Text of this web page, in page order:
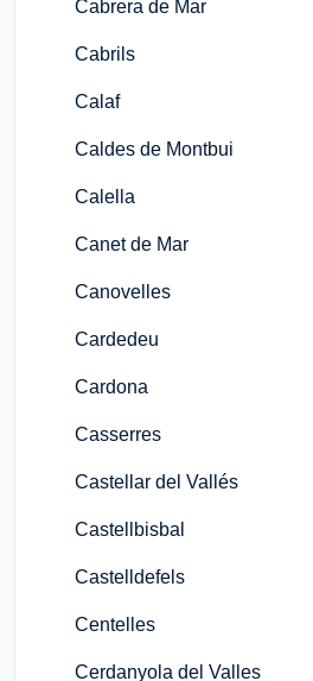
Cabrera de Mar
Cabrils
Calaf
Caldes de Montbui
Calella
Canet de Mar
Canovelles
Cardedeu
Cardona
Casserres
Castellar del Vallés
Castellbisbal
Castelldefels
Centelles
Cerdanyola del Valles